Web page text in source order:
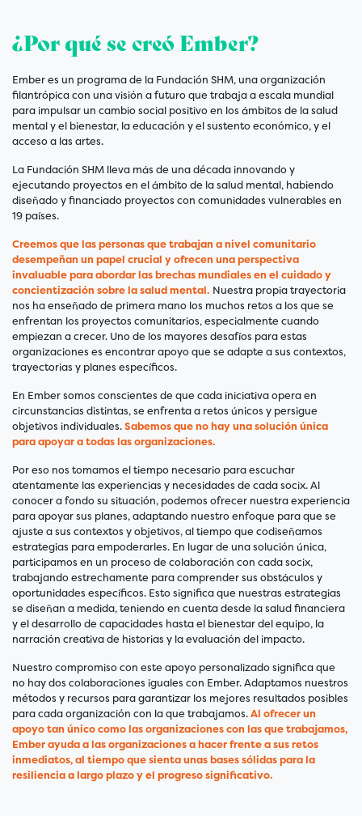
¿Por qué se creó Ember?
Ember es un programa de la Fundación SHM, una organización
filantrópica con una visión a futuro que trabaja a escala mundial
para impulsar un cambio social positivo en los ámbitos de la salud
mental y el bienestar, la educación y el sustento económico, y el
acceso a las artes.
La Fundación SHM lleva más de una década innovando y
ejecutando proyectos en el ámbito de la salud mental, habiendo
diseñado y financiado proyectos con comunidades vulnerables en
19 países.
Creemos que las personas que trabajan a nivel comunitario
desempeñan un papel crucial y ofrecen una perspectiva
invaluable para abordar las brechas mundiales en el cuidado y
concientización sobre la salud mental. Nuestra propia trayectoria
nos ha enseñado de primera mano los muchos retos a los que se
enfrentan los proyectos comunitarios, especialmente cuando
empiezan a crecer. Uno de los mayores desafíos para estas
organizaciones es encontrar apoyo que se adapte a sus contextos,
trayectorias y planes específicos.
En Ember somos conscientes de que cada iniciativa opera en
circunstancias distintas, se enfrenta a retos únicos y persigue
objetivos individuales.Sabemos que no hay una solución única
para apoyar a todas las organizaciones.
Por eso nos tomamos el tiempo necesario para escuchar
atentamente las experiencias y necesidades de cada socix. Al
conocer a fondo su situación, podemos ofrecer nuestra experiencia
para apoyar sus planes, adaptando nuestro enfoque para que se
ajuste a sus contextos y objetivos, al tiempo que codiseñamos
estrategias para empoderarles. En lugar de una solución única,
participamos en un proceso de colaboración con cada socix,
trabajando estrechamente para comprender sus obstáculos y
oportunidades específicos. Esto significa que nuestras estrategias
se diseñan a medida, teniendo en cuenta desde la salud financiera
y el desarrollo de capacidades hasta el bienestar del equipo, la
narración creativa de historias y la evaluación del impacto.
Nuestro compromiso con este apoyo personalizado significa que
no hay dos colaboraciones iguales con Ember. Adaptamos nuestros
métodos y recursos para garantizar los mejores resultados posibles
para cada organización con la que trabajamos.Al ofrecer un
apoyo tan único como las organizaciones con las que trabajamos,
Ember ayuda a las organizaciones a hacer frente a sus retos
inmediatos, al tiempo que sienta unas bases sólidas para la
resiliencia a largo plazo y el progreso significativo.